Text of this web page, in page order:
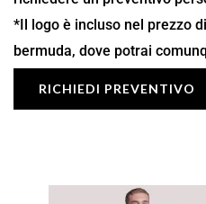
*Il logo è incluso nel prezzo
bermuda, dove potrai
RICHIEDI PREVENTIVO
Fascia